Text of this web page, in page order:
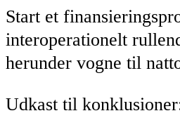
Start et
interoperationelt
herunder vogne til
Udkast til